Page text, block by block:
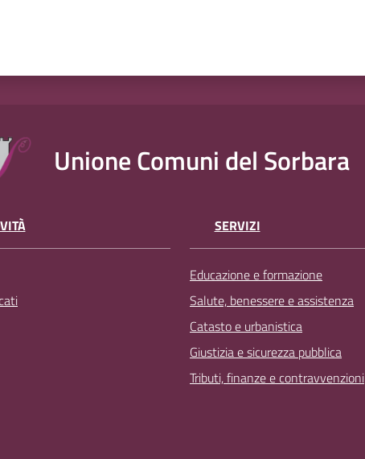
Unione Comuni del Sorbara
SERVIZI
Educazione e formazione
Salute, benessere e assistenza
Catasto e urbanistica
Giustizia e sicurezza pubblica
Tributi, finanze e contravvenzioni